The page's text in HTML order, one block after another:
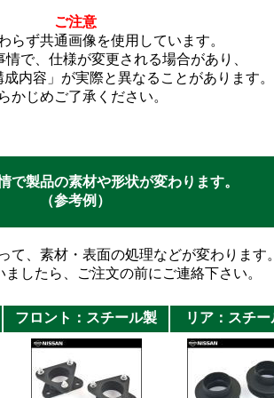
ご注意
らず共通画像を使用しています。
情で、仕様が変更される場合があり、
内容」が実際と異なることがあります。
かじめご了承ください。
で製品の素材や形状が変わります。
（参考例）
て、素材・表面の処理などが変わります
ましたら、ご注文の前にご連絡下さい。
フロント：スチール製 リア：スチー